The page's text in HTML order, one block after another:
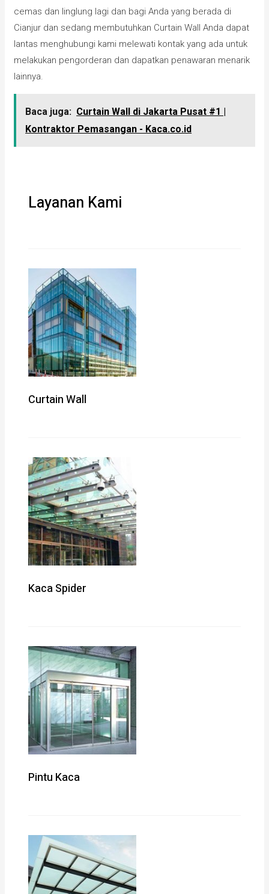
cemas dan linglung lagi dan bagi Anda yang berada di
Cianjur dan sedang membutuhkan Curtain Wall Anda dapat
lantas menghubungi kami melewati kontak yang ada untuk
melakukan pengorderan dan dapatkan penawaran menarik
lainnya.
Baca juga: Curtain Wall di Jakarta Pusat #1 |
Kontraktor Pemasangan - Kaca.co.id
Layanan Kami
Curtain Wall
Kaca Spider
Pintu Kaca